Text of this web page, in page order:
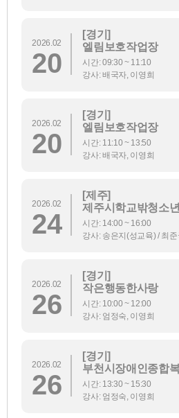
2026.02
20
[경기]
엘림보호작업장
시간: 09:30 ~ 11:10
강사: 배국자, 이영희
2026.02
20
[경기]
엘림보호작업장
시간: 11:10 ~ 13:50
강사: 배국자, 이영희
2026.02
24
[제주]
제주시학교밖청소
시간: 14:00 ~ 16:00
강사: 송은지(성교육) / 최
2026.02
26
[경기]
작은행동한사랑
시간: 10:00 ~ 12:00
강사: 엄정숙, 이영희
2026.02
26
[경기]
부천시장애인종합
시간: 13:30 ~ 15:30
강사: 엄정숙, 이영희